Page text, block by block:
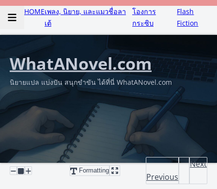
HOMEเพลง, นิยาย, และแมวชื่อลา
เต้
โองการ
กระซิบ
Flash
Fiction
WhatANovel.com
นิยายแปล แบ่งปัน สนุกขำขัน ได้ที่นี่ WhatANovel.com
Formatting
Previous
Next